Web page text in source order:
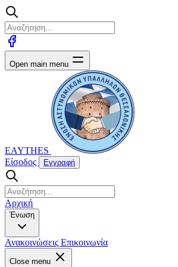
Open main menu
EAYTHES
Είσοδος
Εγγραφή
Αρχική
Ένωση
Ανακοινώσεις Επικοινωνία
Close menu